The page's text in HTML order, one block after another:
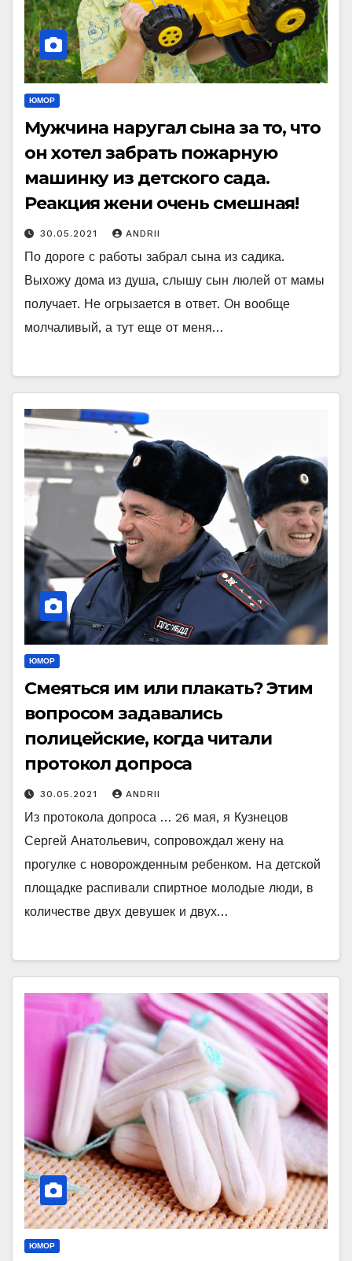
ЮМОР
Мужчина наругал сына за то, что
он хотел забрать пожарную
машинку из детского сада.
Реакция жени очень смешная!
30.05.2021 ANDRII
По дороге с работы забрал сына из садика.
Выхожу дома из душа, слышу сын люлей от мамы
получает. Не огрызается в ответ. Он вообще
молчаливый, а тут еще от меня…
ЮМОР
Смеяться им или плакать? Этим
вопросом задавались
полицейские, когда читали
протокол допроса
30.05.2021 ANDRII
Из протокола допроса … 26 мая, я Кузнецов
Сергей Анатольевич, сопровождал жену на
прогулке с новорожденным ребенком. Hа детской
площадке распивали спиртное молодые люди, в
количестве двух девушек и двух…
ЮМОР